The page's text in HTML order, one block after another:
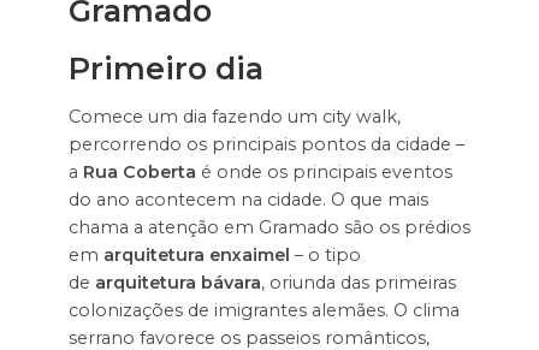
Gramado
Primeiro dia
Comece um dia fazendo um city walk,
percorrendo os principais pontos da cidade –
a Rua Coberta é onde os principais eventos
do ano acontecem na cidade. O que mais
chama a atenção em Gramado são os prédios
em arquitetura enxaimel – o tipo
de arquitetura bávara, oriunda das primeiras
colonizações de imigrantes alemães. O clima
serrano favorece os passeios românticos,